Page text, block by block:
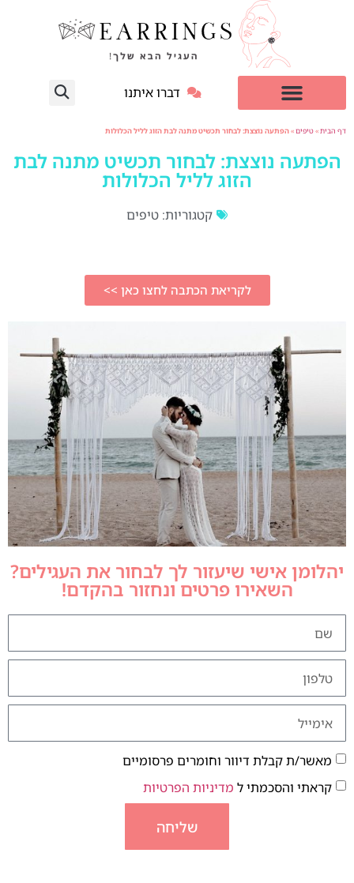
דברו איתנו
דף הבית»טיפים»הפתעה נוצצת: לבחור תכשיט מתנה לבת הזוג לליל הכלולות
הפתעה נוצצת: לבחור תכשיט מתנה לבת
הזוג לליל הכלולות
קטגוריות: טיפים
לקריאת הכתבה לחצו כאן >>
יהלומן אישי שיעזור לך לבחור את העגילים?
השאירו פרטים ונחזור בהקדם!
מאשר/ת קבלת דיוור וחומרים פרסומיים
קראתי והסכמתי ל מדיניות הפרטיות
שליחה